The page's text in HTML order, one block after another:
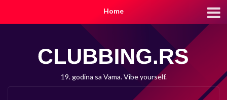
Home
19. godina sa Vama. Vibe yourself.